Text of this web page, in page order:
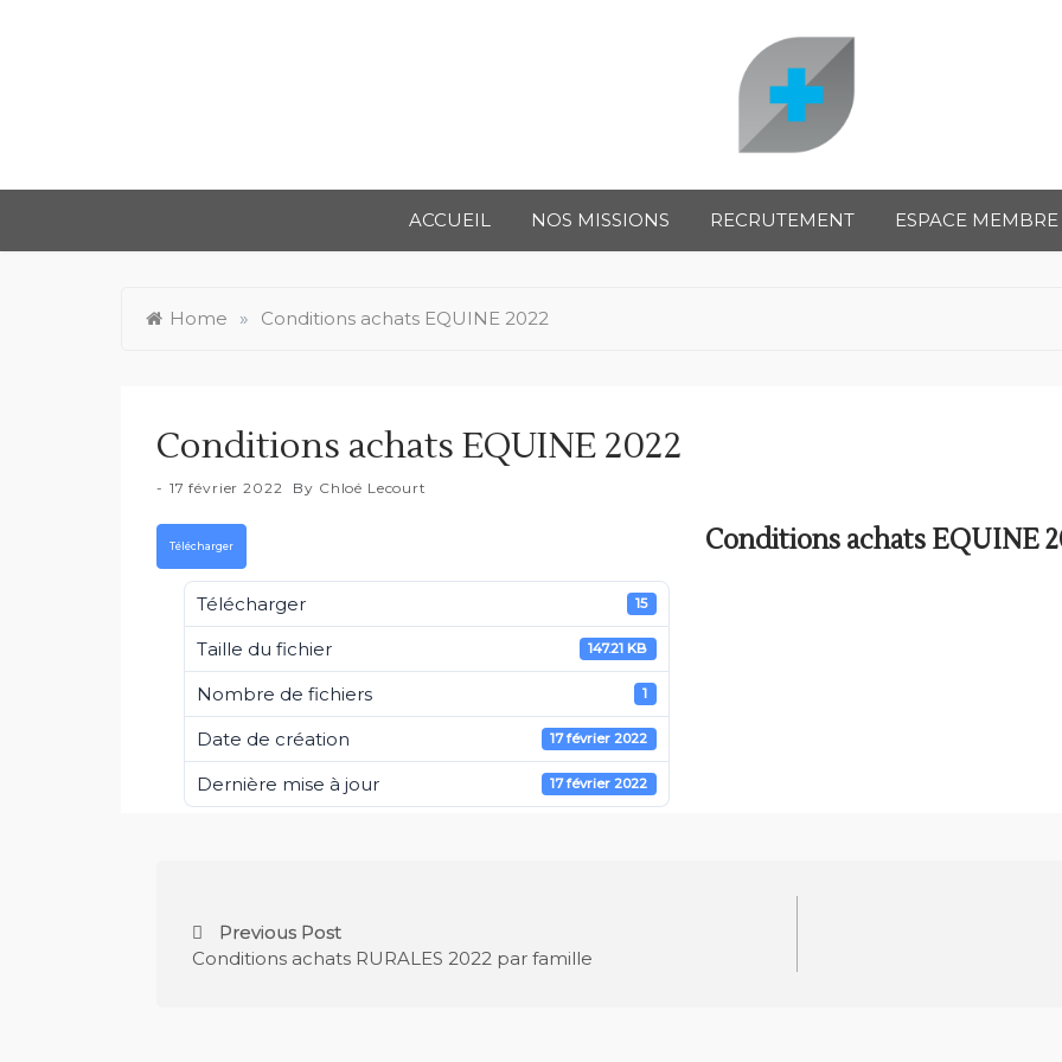
So
Car
soin
ACCUEIL
NOS MISSIONS RECRUTEMENT ESPACE MEMBRE
Home » Conditions achats EQUINE 2022
Conditions achats EQUINE 2022
17 février 2022 By Chloé Lecourt
Télécharger
Télécharger 15
Taille du fichier 147.21 KB
Nombre de fichiers 1
Date de création 17 février 2022
Dernière mise à jour 17 février 2022
Conditions achats EQUINE
Previous Post
Conditions achats RURALES 2022 par famille